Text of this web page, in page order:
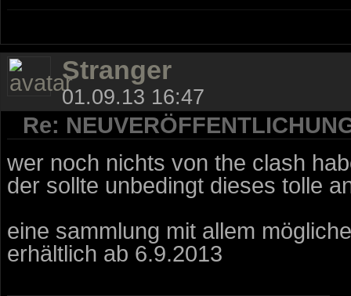
Stranger
01.09.13 16:47
Re:
wer noch nichts von the clash
der sollte unbedingt dieses tolle
eine sammlung mit allem
erhältlich ab 6.9.2013